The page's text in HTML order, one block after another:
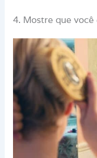
4. Mostre que